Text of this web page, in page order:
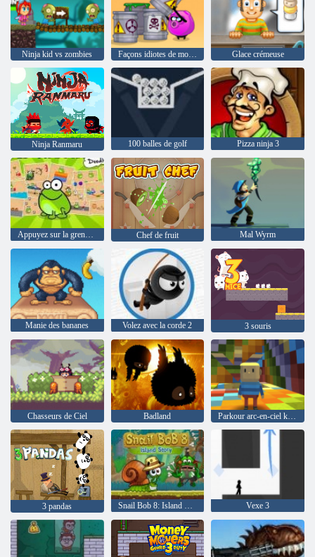
Ninja kid vs zombies Façons idiotes de mourir 2 Glace crémeuse
Ninja Ranmaru 100 balles de golf Pizza ninja 3
Appuyez sur la grenouille Doodle Chef de fruit Mal Wyrm
Manie des bananes Volez avec la corde 2 3 souris
Chasseurs de Ciel Badland
3 pandas Snail Bob 8: Island Story Vexe 3